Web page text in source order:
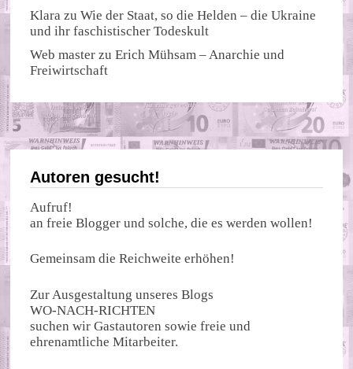
Klara zuWie der Staat, so die Helden – die Ukraine
und ihr faschistischer Todeskult
Web master zuErich Mühsam – Anarchie und
Freiwirtschaft
Autoren gesucht!
Aufruf!
an freie Blogger und solche, die es werden wollen!
Gemeinsam die Reichweite erhöhen!
Zur Ausgestaltung unseres Blogs
WO-NACH-RICHTEN
suchen wir Gastautoren sowie freie und
ehrenamtliche Mitarbeiter.